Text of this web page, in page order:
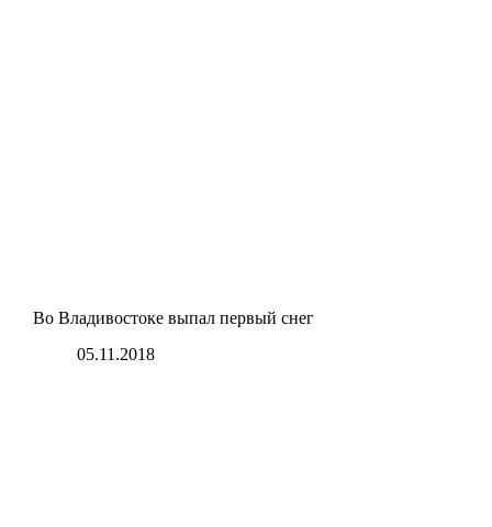
Во Владивостоке выпал первый снег
05.11.2018